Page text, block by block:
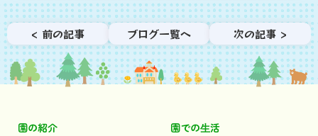
< 前の記事 ブログ一覧へ 次の記事 >
園の紹介
園での⽣活